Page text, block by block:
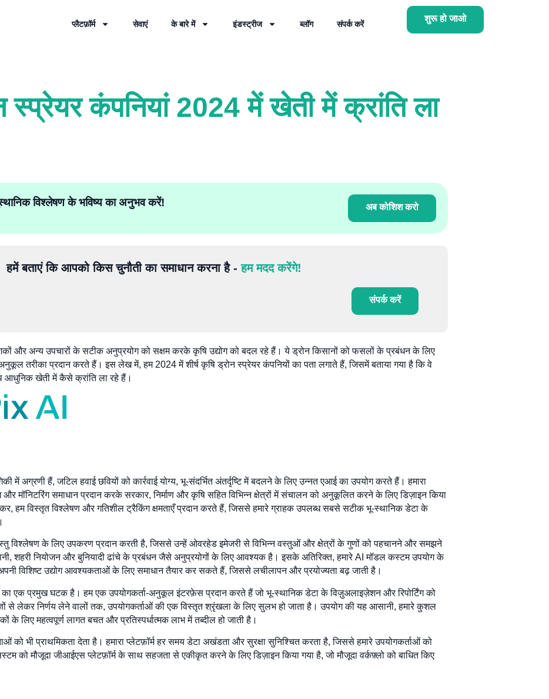
प्लैटफ़ॉर्म सेवाएं के बारे में इंडस्ट्रीज ब्लॉग संपर्क करें
शुरू हो जाओ
स्प्रेयर कंपनियां 2024 में खेती में क्रांति ला
विश्लेषण के भविष्य का अनुभव करें! अब कोशिश करो
हमें बताएं कि आपको किस चुनौती का समाधान करना है -हम मदद करेंगे!
संपर्क करें
और अन्य उपचारों के सटीक अनुप्रयोग को सक्षम करके कृषि उद्योग को बदल रहे हैं। ये ड्रोन किसानों को फसलों के प्रबंधन के लिए
तरीका प्रदान करते हैं। इस लेख में, हम 2024 में शीर्ष कृषि ड्रोन स्प्रेयर कंपनियों का पता लगाते हैं, जिसमें बताया गया है कि वे
आधुनिक खेती में कैसे क्रांति ला रहे हैं।
में अग्रणी हैं, जटिल हवाई छवियों को कार्रवाई योग्य, भू-संदर्भित अंतर्दृष्टि में बदलने के लिए उन्नत एआई का उपयोग करते हैं। हमारा
मॉनिटरिंग समाधान प्रदान करके सरकार, निर्माण और कृषि सहित विभिन्न क्षेत्रों में संचालन को अनुकूलित करने के लिए डिज़ाइन किया
हम विस्तृत विश्लेषण और गतिशील ट्रैकिंग क्षमताएँ प्रदान करते हैं, जिससे हमारे ग्राहक उपलब्ध सबसे सटीक भू-स्थानिक डेटा के
विश्लेषण के लिए उपकरण प्रदान करती है, जिससे उन्हें ओवरहेड इमेजरी से विभिन्न वस्तुओं और क्षेत्रों के गुणों को पहचानने और समझने
शहरी नियोजन और बुनियादी ढांचे के प्रबंधन जैसे अनुप्रयोगों के लिए आवश्यक है। इसके अतिरिक्त, हमारे AI मॉडल कस्टम उपयोग के
विशिष्ट उद्योग आवश्यकताओं के लिए समाधान तैयार कर सकते हैं, जिससे लचीलापन और प्रयोज्यता बढ़ जाती है।
का एक प्रमुख घटक है। हम एक उपयोगकर्ता-अनुकूल इंटरफ़ेस प्रदान करते हैं जो भू-स्थानिक डेटा के विज़ुअलाइज़ेशन और रिपोर्टिंग को
से लेकर निर्णय लेने वालों तक, उपयोगकर्ताओं की एक विस्तृत श्रृंखला के लिए सुलभ हो जाता है। उपयोग की यह आसानी, हमारे कुशल
के लिए महत्वपूर्ण लागत बचत और प्रतिस्पर्धात्मक लाभ में तब्दील हो जाती है।
को भी प्राथमिकता देता है। हमारा प्लेटफ़ॉर्म हर समय डेटा अखंडता और सुरक्षा सुनिश्चित करता है, जिससे हमारे उपयोगकर्ताओं को
को मौजूदा जीआईएस प्लेटफ़ॉर्म के साथ सहजता से एकीकृत करने के लिए डिज़ाइन किया गया है, जो मौजूदा वर्कफ़्लो को बाधित किए